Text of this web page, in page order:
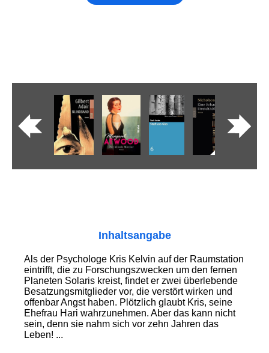
Inhaltsangabe
Als der Psychologe Kris Kelvin auf der Raumstation
eintrifft, die zu Forschungszwecken um den fernen
Planeten Solaris kreist, findet er zwei überlebende
Besatzungsmitglieder vor, die verstört wirken und
offenbar Angst haben. Plötzlich glaubt Kris, seine
Ehefrau Hari wahrzunehmen. Aber das kann nicht
sein, denn sie nahm sich vor zehn Jahren das
Leben! ...